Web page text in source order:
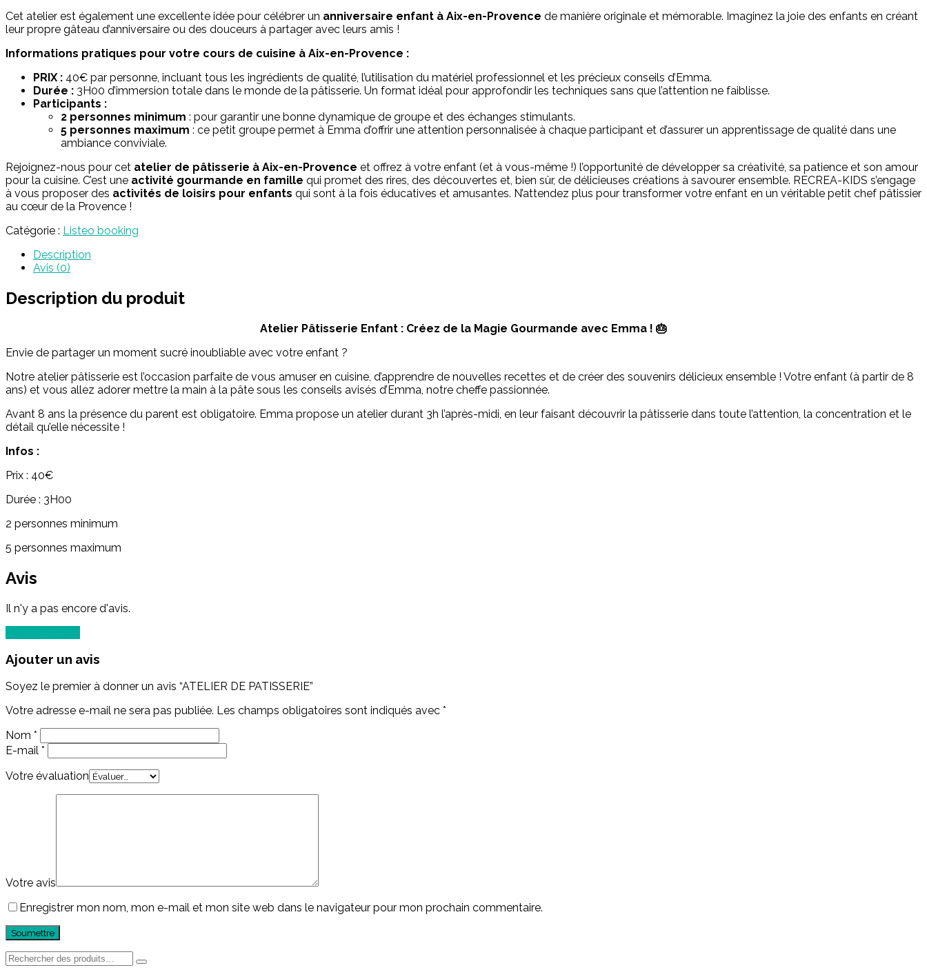
Cet atelier est également une excellente idée pour célébrer un anniversaire enfant à Aix-en-Provence de manière originale et mémorable. Imaginez la joie des enfants en créant
leur propre gâteau d’anniversaire ou des douceurs à partager avec leurs amis !
Informations pratiques pour votre cours de cuisine à Aix-en-Provence :
PRIX : 40€ par personne, incluant tous les ingrédients de qualité, l’utilisation du matériel professionnel et les précieux conseils d’Emma.
Durée : 3H00 d’immersion totale dans le monde de la pâtisserie. Un format idéal pour approfondir les techniques sans que l’attention ne faiblisse.
Participants :
2 personnes minimum : pour garantir une bonne dynamique de groupe et des échanges stimulants.
5 personnes maximum : ce petit groupe permet à Emma d’offrir une attention personnalisée à chaque participant et d’assurer un apprentissage de qualité dans une
ambiance conviviale.
Rejoignez-nous pour cet atelier de pâtisserie à Aix-en-Provence et offrez à votre enfant (et à vous-même !) l’opportunité de développer sa créativité, sa patience et son amour
pour la cuisine. C’est une activité gourmande en famille qui promet des rires, des découvertes et, bien sûr, de délicieuses créations à savourer ensemble. RECREA-KIDS s’engage
à vous proposer des activités de loisirs pour enfants qui sont à la fois éducatives et amusantes. N’attendez plus pour transformer votre enfant en un véritable petit chef pâtissier
au cœur de la Provence !
Catégorie : Listeo booking
Description
Avis (0)
Description du produit
Atelier Pâtisserie Enfant : Créez de la Magie Gourmande avec Emma ! 🎂
Envie de partager un moment sucré inoubliable avec votre enfant ?
Notre atelier pâtisserie est l’occasion parfaite de vous amuser en cuisine, d’apprendre de nouvelles recettes et de créer des souvenirs délicieux ensemble ! Votre enfant (à partir de 8
ans) et vous allez adorer mettre la main à la pâte sous les conseils avisés d’Emma, notre cheffe passionnée.
Avant 8 ans la présence du parent est obligatoire. Emma propose un atelier durant 3h l’après-midi, en leur faisant découvrir la pâtisserie dans toute l’attention, la concentration et le
détail qu’elle nécessite !
Infos :
Prix : 40€
Durée : 3H00
2 personnes minimum
5 personnes maximum
Avis
Il n'y a pas encore d'avis.
Ajouter un avis
Soyez le premier à donner un avis “ATELIER DE PATISSERIE”
Votre adresse e-mail ne sera pas publiée. Les champs obligatoires sont indiqués avec *
Nom *
E-mail *
Votre évaluation
Votre avis
Enregistrer mon nom, mon e-mail et mon site web dans le navigateur pour mon prochain commentaire.
Rechercher